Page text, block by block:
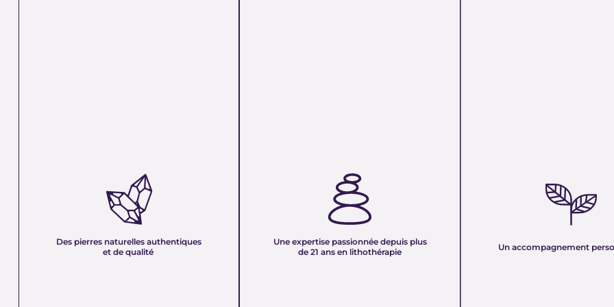
Des pierres naturelles authentiques
et de qualité
AUTHENTIQUES ET DE QUALITÉ :
Nous sélectionnons rigoureusement nos
minéraux pour vous offrir des pierres 100 %
pure. Chaque cristal est choisi pour sa beauté, sa
vibration et son authenticité afin de vous garantir
Une expertise passionnée depuis plus
de 21 ans en lithothérapie
PLUS DE 21 ANS EN LITHOTHÉRAPIE :
Forte d’une expérience de plus de deux
décennies, notre équipe vous partage son savoir
mettons nos connaissances en lithothérapie à
votre service pour vous accompagner dans votre
Un accompagnement
Nous sélectionnons
minéraux pour vous offrir des
naturelles, non traitées et chargées
vibration et son authenticité afin
un produit à la hauteur de vos